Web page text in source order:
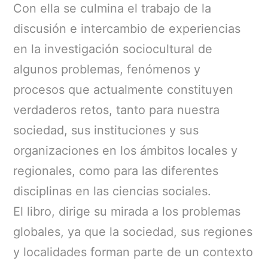
Con ella se culmina el trabajo de la
discusión e intercambio de experiencias
en la investigación sociocultural de
algunos problemas, fenómenos y
procesos que actualmente constituyen
verdaderos retos, tanto para nuestra
sociedad, sus instituciones y sus
organizaciones en los ámbitos locales y
regionales, como para las diferentes
disciplinas en las ciencias sociales.
El libro, dirige su mirada a los problemas
globales, ya que la sociedad, sus regiones
y localidades forman parte de un contexto